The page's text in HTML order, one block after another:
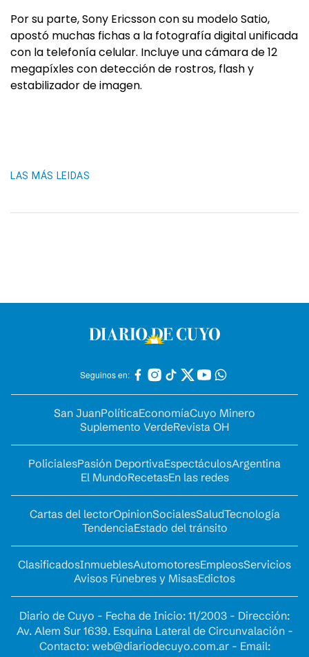
Por su parte, Sony Ericsson con su modelo Satio,
apostó muchas fichas a la fotografía digital unificada
con la telefonía celular. Incluye una cámara de 12
megapíxles con detección de rostros, flash y
estabilizador de imagen.
LAS MÁS LEIDAS
Seguinos en:
San JuanPolíticaEconomíaCuyo Minero
Suplemento VerdeRevista OH
PolicialesPasión DeportivaEspectáculosArgentina
El MundoRecetasEn las redes
Cartas del lectorOpinionSocialesSaludTecnología
TendenciaEstado del tránsito
ClasificadosInmueblesAutomotoresEmpleosServicios
Avisos Fúnebres y MisasEdictos
Diario de Cuyo - Fecha de Inicio: 11/2003 - Dirección:
Av. Alem Sur 1639. Esquina Lateral de Circunvalación -
Contacto: web@diariodecuyo.com.ar- Email: